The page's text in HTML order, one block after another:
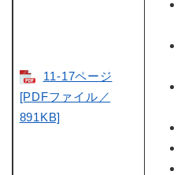
11-17ページ
[PDFファイル／
891KB]